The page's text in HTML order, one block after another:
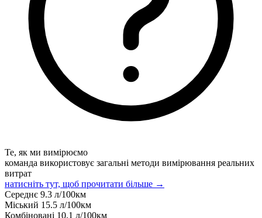
Те, як ми вимірюємо
команда використовує загальні методи вимірювання реальних
витрат
натисніть тут, щоб прочитати більше →
Середнє 9.3 л/100км
Міський 15.5 л/100км
Комбіновані 10.1 л/100км